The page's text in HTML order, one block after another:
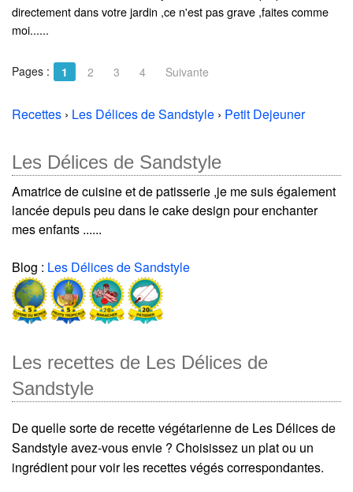
directement dans votre jardin ,ce n'est pas grave ,faites comme
moi......
Pages : 1 2 3 4 Suivante
Recettes › Les Délices de Sandstyle › Petit Dejeuner
Les Délices de Sandstyle
Amatrice de cuisine et de patisserie ,je me suis également
lancée depuis peu dans le cake design pour enchanter
mes enfants ......
Blog : Les Délices de Sandstyle
Les recettes de Les Délices de
Sandstyle
De quelle sorte de recette végétarienne de Les Délices de
Sandstyle avez-vous envie ? Choisissez un plat ou un
ingrédient pour voir les recettes végés correspondantes.